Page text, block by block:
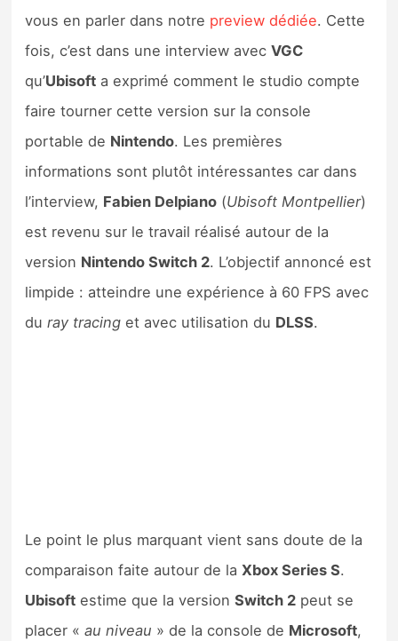
Précommandes jeux Switch 2
Sorties de jeux
Bons plans
Guides
vous en parler dans notre preview dédiée. Cette
fois, c’est dans une interview avecVGC
qu’Ubisoft a exprimé comment le studio compte
faire tourner cette version sur la console
portable de Nintendo. Les premières
informations sont plutôt intéressantes car dans
l’interview, Fabien Delpiano (Ubisoft Montpellier)
est revenu sur le travail réalisé autour de la
version Nintendo Switch 2. L’objectif annoncé est
limpide : atteindre une expérience à 60 FPS avec
duray tracing et avec utilisation du DLSS.
Le point le plus marquant vient sans doute de la
comparaison faite autour de laXbox Series S.
Ubisoft estime que la versionSwitch 2 peut se
placer «au niveau » de la console de Microsoft,